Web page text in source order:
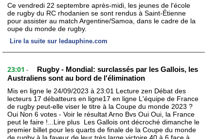
Ce vendredi 22 septembre après-midi, les jeunes de l'école
de rugby du RC rhodanien se sont rendus à Saint-Étienne
pour assister au match Argentine/Samoa, dans le cadre de la
oupe du monde de rugby.
Lire la suite sur ledauphine.com
23:01 -
Rugby - Mondial: surclassés par les Gallois, les
Australiens sont au bord de l'élimination
Mis en ligne le 24/09/2023 à 23:01 Lecture zen Débat des
lecteurs 17 débatteurs en ligne17 en ligne L'équipe de France
de rugby peut-elle viser le titre à la Coupe du monde 2023 ?
Oui Non 6 votes - Voir le résultat Arno Bvs Oui Oui, la France
peut le faire !...Lire plus Les Gallois ont décroché dimanche le
premier billet pour les quarts de finale de la Coupe du monde